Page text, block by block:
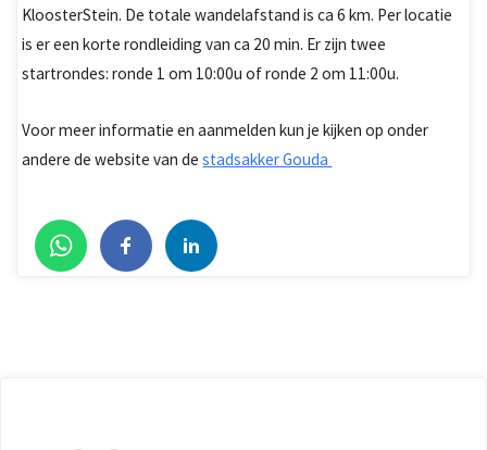
KloosterStein. De totale wandelafstand is ca 6 km. Per locatie
is er een korte rondleiding van ca 20 min. Er zijn twee
startrondes: ronde 1 om 10:00u of ronde 2 om 11:00u.
Voor meer informatie en aanmelden kun je kijken op onder
andere de website van destadsakker Gouda